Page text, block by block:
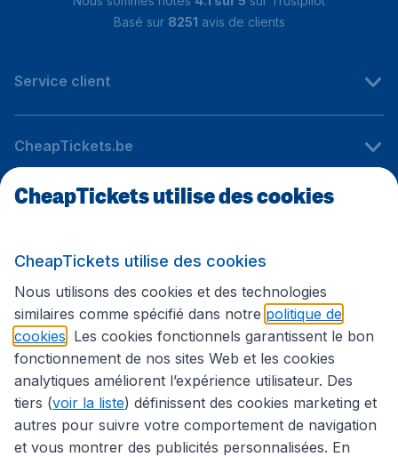
Basé sur 8251 avis de clients
Service client
CheapTickets.be
Sites internationaux
Suivez CheapTickets.be
CheapTickets utilise des cookies
CheapTickets utilise des cookies
Nous utilisons des cookies et des technologies
similaires comme spécifié dans notre politique de
cookies . Les cookies fonctionnels garantissent le bon
fonctionnement de nos sites Web et les cookies
analytiques améliorent l’expérience utilisateur. Des
tiers (voir la liste) définissent des cookies marketing et
autres pour suivre votre comportement de navigation
et vous montrer des publicités personnalisées. En